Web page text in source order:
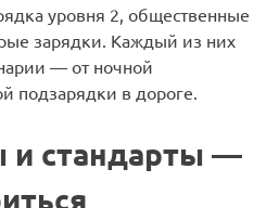
уровня 2, общественные
зарядки. Каждый из них
— от ночной
подзарядки в дороге.
и стандарты —